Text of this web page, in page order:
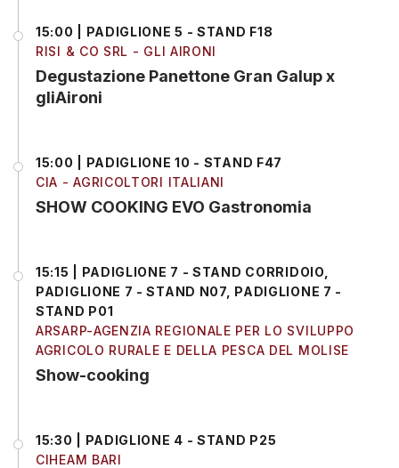
15:00 | PADIGLIONE 5 - STAND F18
RISI & CO SRL - GLI AIRONI
Degustazione Panettone Gran Galup x
gliAironi
15:00 | PADIGLIONE 10 - STAND F47
CIA - AGRICOLTORI ITALIANI
SHOW COOKING EVO Gastronomia
15:15 | PADIGLIONE 7 - STAND CORRIDOIO,
PADIGLIONE 7 - STAND N07, PADIGLIONE 7 -
STAND P01
ARSARP-AGENZIA REGIONALE PER LO SVILUPPO
AGRICOLO RURALE E DELLA PESCA DEL MOLISE
Show-cooking
15:30 | PADIGLIONE 4 - STAND P25
CIHEAM BARI